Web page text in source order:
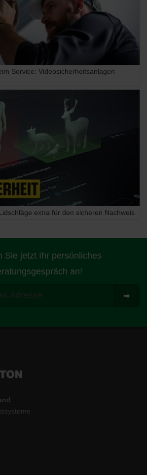
Service: Videosicherheitsanlagen
extra für den sicheren Nachweis
Sie jetzt Ihr persönliches
an!